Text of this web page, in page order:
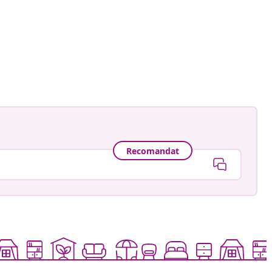
Recomandat